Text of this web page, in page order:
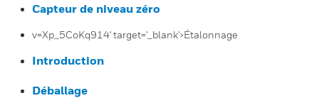
Capteur de niveau zéro
v=Xp_5CoKq914' target='_blank'>Étalonnage
Introduction
Déballage